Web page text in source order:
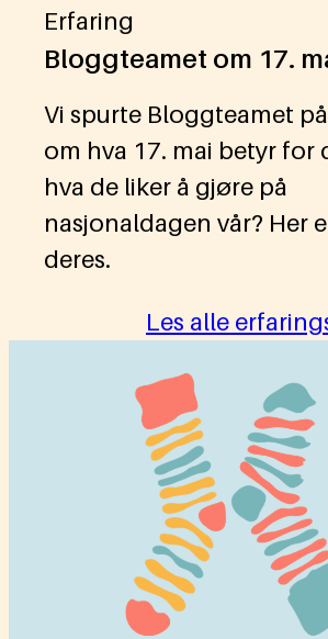
Erfaring
Bloggteamet om 17.
Vi spurte Bloggteamet
om hva 17. mai betyr for
hva de liker å gjøre på
nasjonaldagen vår? Her
deres.
Les alle